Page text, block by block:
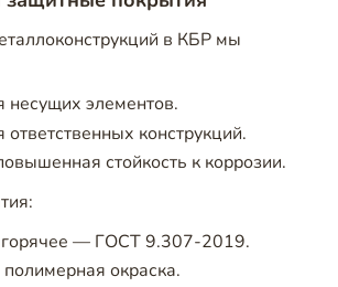
в КБР мы
элементов.
конструкций.
стойкость к коррозии.
— ГОСТ 9.307-2019.
окраска.